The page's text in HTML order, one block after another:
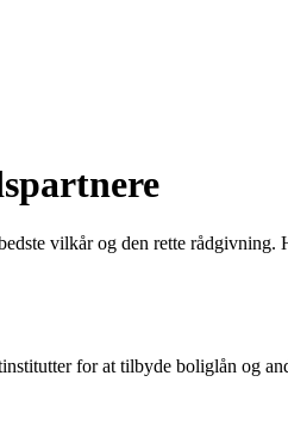
vilkår og den rette
for at tilbyde boliglån og